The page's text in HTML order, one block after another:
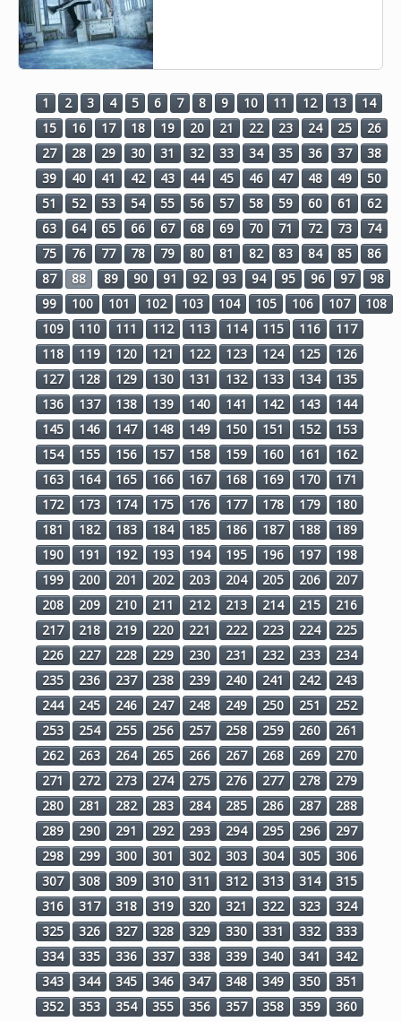
1 2 3 4 5 6 7 8 9 10 11 12 13
14
15
16 17 18 19 20 21 22 23 24 25
26
27
28 29 30 31 32 33 34 35 36 37
38
39
40 41 42 43 44 45 46 47 48 49
50
51
52 53 54 55 56 57 58 59 60 61
62
63
64 65 66 67 68 69 70 71 72 73
74
75
76 77 78 79 80 81 82 83 84 85
86
87
88 89 90 91 92 93 94 95 96 97
98
99
100 101 102 103 104 105 106 107
108
109
110 111 112 113 114 115 116
117
118
119 120 121 122 123 124 125
126
127
128 129 130 131 132 133 134
135
136
137 138 139 140 141 142 143
144
145
146 147 148 149 150 151 152
153
154
155 156 157 158 159 160 161
162
163
164 165 166 167 168 169 170
171
172
173 174 175 176 177 178 179
180
181
182 183 184 185 186 187 188
189
190
191 192 193 194 195 196 197
198
199
200 201 202 203 204 205 206
207
208
209 210 211 212 213 214 215
216
217
218 219 220 221 222 223 224
225
226
227 228 229 230 231 232 233
234
235
236 237 238 239 240 241 242
243
244
245 246 247 248 249 250 251
252
253
254 255 256 257 258 259 260
261
262
263 264 265 266 267 268 269
270
271
272 273 274 275 276 277 278
279
280
281 282 283 284 285 286 287
288
289
290 291 292 293 294 295 296
297
298
299 300 301 302 303 304 305
306
307
308 309 310 311 312 313 314
315
316
317 318 319 320 321 322 323
324
325
326 327 328 329 330 331 332
333
334
335 336 337 338 339 340 341
342
343
344 345 346 347 348 349 350
351
352
353 354 355 356 357 358 359
360